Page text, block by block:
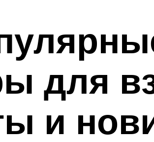
для
и